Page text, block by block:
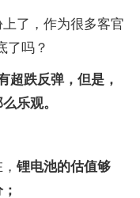
了，作为很多客官
了吗？
超跌反弹，但是，
乐观。
锂电池的估值够